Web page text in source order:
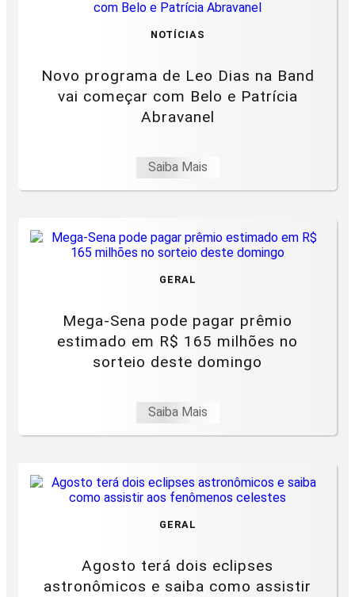
NOTÍCIAS
Novo programa de Leo Dias na Band
vai começar com Belo e Patrícia
Abravanel
Saiba Mais
GERAL
Mega-Sena pode pagar prêmio
estimado em R$ 165 milhões no
sorteio deste domingo
Saiba Mais
GERAL
Agosto terá dois eclipses
astronômicos e saiba como assistir